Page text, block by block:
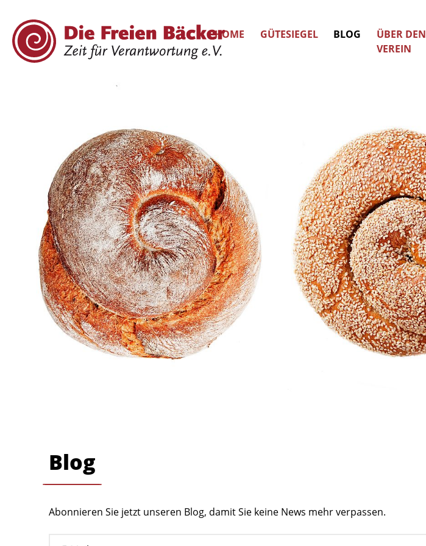
HOME GÜTESIEGEL BLOG
ÜBER DEN
VEREIN
Blog
Abonnieren Sie jetzt unseren Blog, damit Sie keine News mehr verpassen.